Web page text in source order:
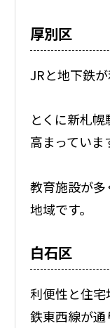
厚別区
JRと地下鉄
とくに新札
高まっていま
教育施設が多
地域です。
白石区
利便性と住
鉄東西線が通